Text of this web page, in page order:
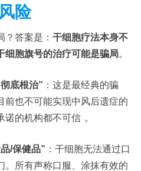
险
答案是： 干细胞疗法本身不
细胞旗号的治疗可能是骗局
底根治” ：这是最经典的骗
前也不可能实现中风后遗症的
诺的机构都不可信
/保健品” ：干细胞无法通过口
。所有声称口服、涂抹有效的